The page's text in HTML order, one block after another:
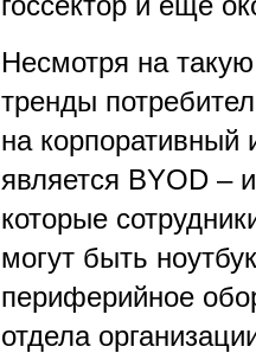
Несмотря на
тренды
на корпоративный
является BYOD –
которые
могут быть
периферийное
отдела